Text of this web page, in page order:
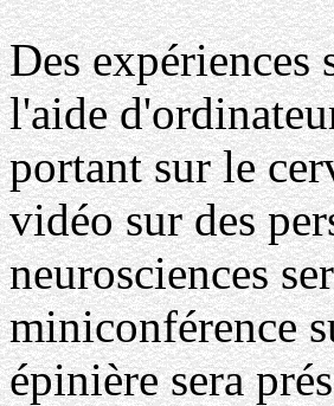
Des expériences
l'aide
portant sur le
vidéo sur des
neurosciences
miniconférence
épinière sera